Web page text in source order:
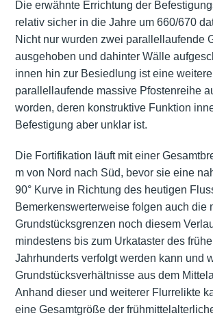
Die erwähnte Errichtung der
relativ sicher in die Jahre um 660/670
Nicht nur wurden zwei parallellaufende
ausgehoben und dahinter Wälle
innen hin zur Besiedlung ist eine weitere
parallellaufende massive Pfostenreihe
worden, deren konstruktive Funktion
Befestigung aber unklar ist.
Die Fortifikation läuft mit einer
m von Nord nach Süd, bevor sie eine
90° Kurve in Richtung des heutigen
Bemerkenswerterweise folgen auch die
Grundstücksgrenzen noch diesem
mindestens bis zum Urkataster des
Jahrhunderts verfolgt werden kann und
Grundstücksverhältnisse aus dem
Anhand dieser und weiterer Flurrelikte
eine Gesamtgröße der